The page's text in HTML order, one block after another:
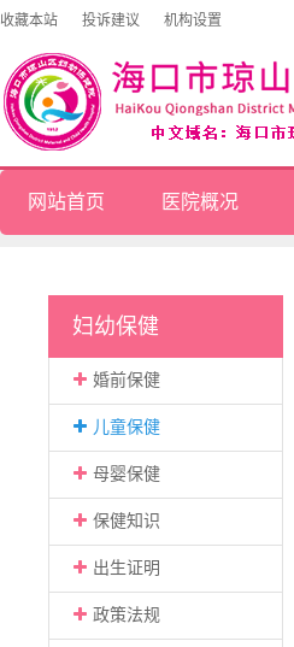
收藏本站 投诉建议 机构设置
网站首页 医院概况
妇幼保健
婚前保健
儿童保健
母婴保健
保健知识
出生证明
政策法规